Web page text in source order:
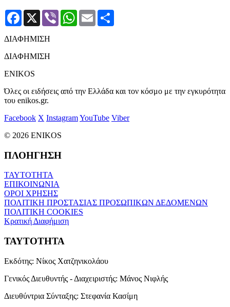
Facebook
X Viber WhatsApp
Email
ΔΙΑΦΗΜΙΣΗ
ΔΙΑΦΗΜΙΣΗ
ENIKOS
Όλες οι ειδήσεις από την Ελλάδα και τον κόσμο με την εγκυρότητα
του enikos.gr.
Facebook X InstagramYouTube Viber
© 2026 ENIKOS
ΠΛΟΗΓΗΣΗ
ΤΑΥΤΟΤΗΤΑ
ΕΠΙΚΟΙΝΩΝΙΑ
ΟΡΟΙ ΧΡΗΣΗΣ
ΠΟΛΙΤΙΚΗ ΠΡΟΣΤΑΣΙΑΣ ΠΡΟΣΩΠΙΚΩΝ ΔΕΔΟΜΕΝΩΝ
ΠΟΛΙΤΙΚΗ COOKIES
Κρατική Διαφήμιση
ΤΑΥΤΟΤΗΤΑ
Εκδότης: Νίκος Χατζηνικολάου
Γενικός Διευθυντής - Διαχειριστής: Μάνος Νιφλής
Διευθύντρια Σύνταξης: Στεφανία Κασίμη